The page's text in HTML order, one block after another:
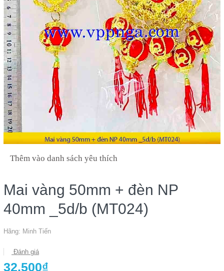
Thêm vào danh sách yêu thích
Mai vàng 50mm + đèn NP
40mm _5d/b (MT024)
Hãng: Minh Tiến
Đánh giá
32.500₫